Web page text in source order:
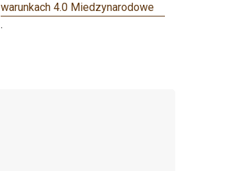
warunkach 4.0 Miedzynarodowe
.